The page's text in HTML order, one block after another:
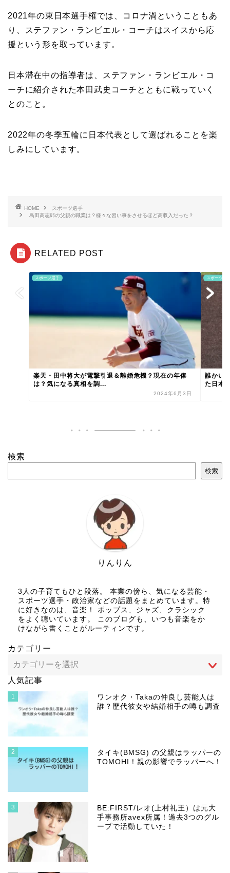
2021年の東日本選手権では、コロナ渦ということもあ
り、ステファン・ランビエル・コーチはスイスから応
援という形を取っています。
日本滞在中の指導者は、ステファン・ランビエル・コ
ーチに紹介された本田武史コーチとともに戦っていく
とのこと。
2022年の冬季五輪に日本代表として選ばれることを楽
しみにしています。
HOME
スポーツ選手
島田高志郎の父親の職業は？様々な習い事をさせるほど高収入だった？
RELATED POST
スポーツ選手
楽天・田中将大が電撃引退＆離婚危機？現在の年俸
は？気になる真相を調...
2024年6月3日
スポーツ選
誰かい
た日本
検索
検索
りんりん
3人の子育てもひと段落。 本業の傍ら、気になる芸能・
スポーツ選手・政治家などの話題をまとめています。特
に好きなのは、音楽！ ポップス、ジャズ、クラシック
をよく聴いています。 このブログも、いつも音楽をか
けながら書くことがルーティンです。
カテゴリー
人気記事
1
ワンオク・Takaの仲良し芸能人は
誰？歴代彼女や結婚相手の噂も調査
2
タイキ(BMSG) の父親はラッパーの
TOMOHI！親の影響でラッパーへ！
3
BE:FIRST/レオ(上村礼王）は元大
手事務所avex所属！過去3つのグル
ープで活動していた！